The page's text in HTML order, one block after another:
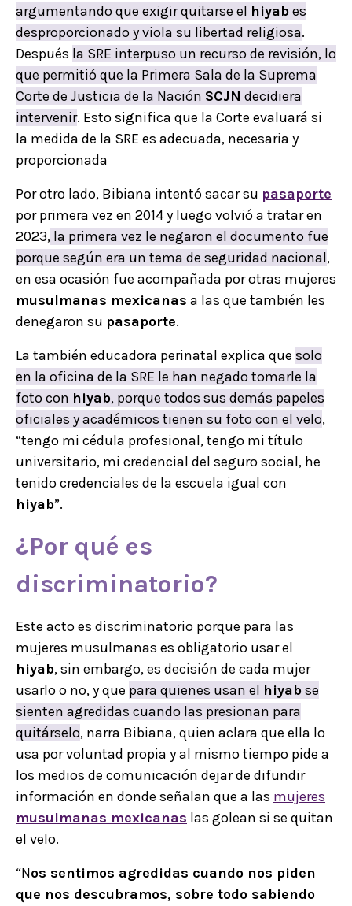
argumentando que exigir quitarse el hiyabes
desproporcionado y viola su libertad religiosa.
Después la SRE interpuso un recurso de revisión, lo
que permitió que la Primera Sala de la Suprema
Corte de Justicia de la Nación SCJN decidiera
intervenir. Esto significa que la Corte evaluará si
la medida de la SRE es adecuada, necesaria y
proporcionada
Por otro lado, Bibiana intentó sacar su pasaporte
por primera vez en 2014 y luego volvió a tratar en
2023, la primera vez le negaron el documento fue
porque según era un tema de seguridad nacional,
en esa ocasión fue acompañada por otras mujeres
musulmanas mexicanas a las que también les
denegaron su pasaporte.
La también educadora perinatal explica que solo
en la oficina de la SRE le han negado tomarle la
foto con hiyab, porque todos sus demás papeles
oficiales y académicos tienen su foto con el velo,
“tengo mi cédula profesional, tengo mi título
universitario, mi credencial del seguro social, he
tenido credenciales de la escuela igual con
hiyab”.
¿Por qué es
discriminatorio?
Este acto es discriminatorio porque para las
mujeres musulmanas es obligatorio usar el
hiyab, sin embargo, es decisión de cada mujer
usarlo o no, y que para quienes usan el hiyabse
sienten agredidas cuando las presionan para
quitárselo, narra Bibiana, quien aclara que ella lo
usa por voluntad propia y al mismo tiempo pide a
los medios de comunicación dejar de difundir
información en donde señalan que a las mujeres
musulmanas mexicanas las golean si se quitan
el velo.
“Nos sentimos agredidas cuando nos piden
que nos descubramos, sobre todo sabiendo